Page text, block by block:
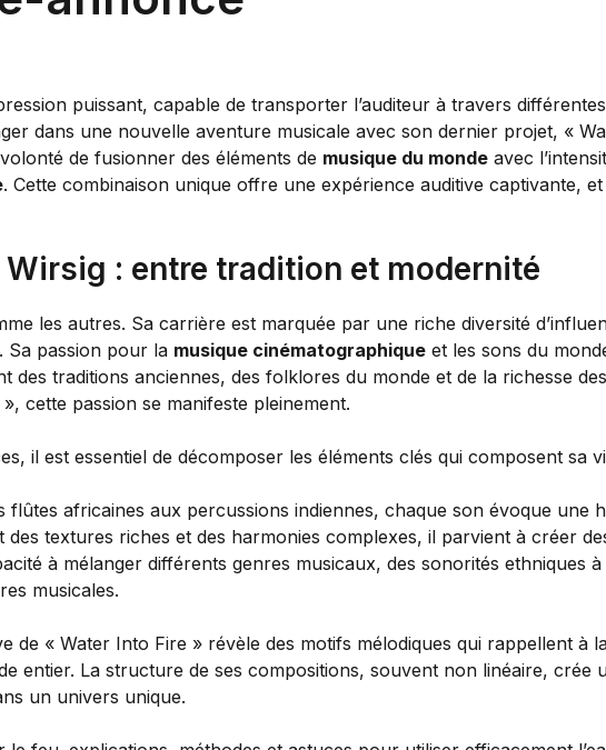
puissant, capable de transporter l’auditeur à travers
dans une nouvelle aventure musicale avec son dernier projet, «
de fusionner des éléments de musique du monde avec
. Cette combinaison unique offre une expérience auditive captivante,
: entre tradition et modernité
les autres. Sa carrière est marquée par une riche diversité
Sa passion pour la musique cinématographique et les sons du
des traditions anciennes, des folklores du monde et de la richesse
cette passion se manifeste pleinement.
il est essentiel de décomposer les éléments clés qui composent sa
flûtes africaines aux percussions indiennes, chaque son évoque une
des textures riches et des harmonies complexes, il parvient à créer
à mélanger différents genres musicaux, des sonorités ethniques
musicales.
de « Water Into Fire » révèle des motifs mélodiques qui rappellent à
entier. La structure de ses compositions, souvent non linéaire, crée
un univers unique.